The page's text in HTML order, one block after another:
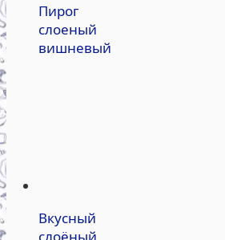
Пирог
слоеный
вишневый
Вкусный
слоёный